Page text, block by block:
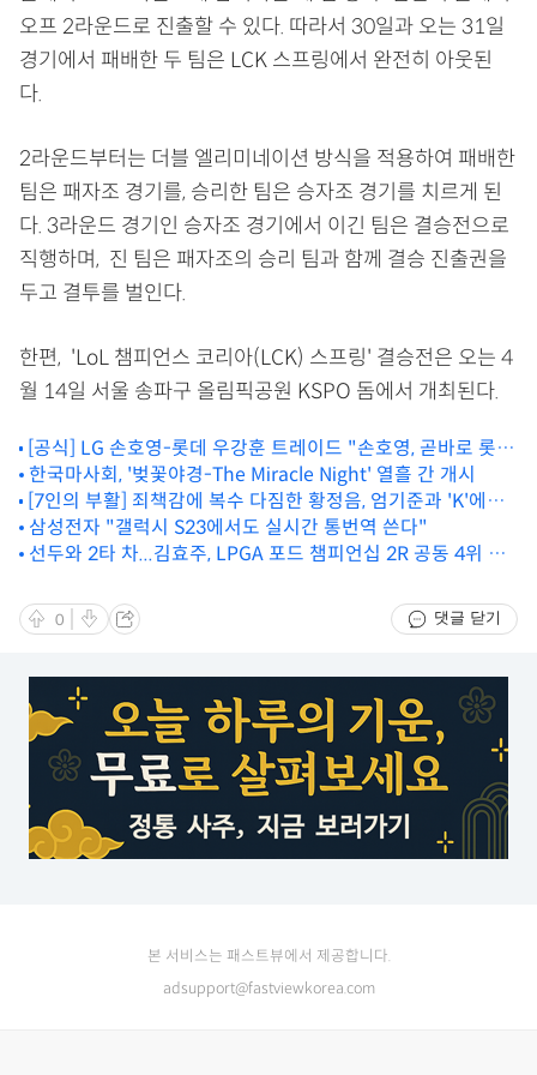
오프 2라운드로 진출할 수 있다. 따라서 30일과 오는 31일
경기에서 패배한 두 팀은 LCK 스프링에서 완전히 아웃된
다.
2라운드부터는 더블 엘리미네이션 방식을 적용하여 패배한
팀은 패자조 경기를, 승리한 팀은 승자조 경기를 치르게 된
다. 3라운드 경기인 승자조 경기에서 이긴 팀은 결승전으로
직행하며, 진 팀은 패자조의 승리 팀과 함께 결승 진출권을
두고 결투를 벌인다.
한편, 'LoL 챔피언스 코리아(LCK) 스프링' 결승전은 오는 4
월 14일 서울 송파구 올림픽공원 KSPO 돔에서 개최된다.
[공식] LG 손호영-롯데 우강훈 트레이드 "손호영, 곧바로 롯데
1군 합류"
한국마사회, '벚꽃야경-The Miracle Night' 열흘 간 개시
[7인의 부활] 죄책감에 복수 다짐한 황정음, 엄기준과 'K'에게
복수 다짐했다
삼성전자 "갤럭시 S23에서도 실시간 통번역 쓴다"
선두와 2타 차...김효주, LPGA 포드 챔피언십 2R 공동 4위 선
0 댓글 닫기
본 서비스는 패스트뷰에서 제공합니다.
adsupport@fastviewkorea.com